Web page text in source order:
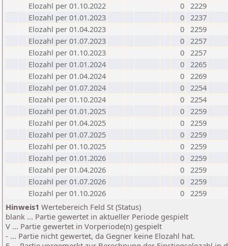
Elozahl per 01.10.2022
0 2229
Elozahl per 01.01.2023
0 2237
Elozahl per 01.04.2023
0 2259
Elozahl per 01.07.2023
0 2257
Elozahl per 01.10.2023
0 2257
Elozahl per 01.01.2024
0 2265
Elozahl per 01.04.2024
0 2269
Elozahl per 01.07.2024
0 2254
Elozahl per 01.10.2024
0 2254
Elozahl per 01.01.2025
0 2259
Elozahl per 01.04.2025
0 2259
Elozahl per 01.07.2025
0 2259
Elozahl per 01.10.2025
0 2259
Elozahl per 01.01.2026
0 2259
Elozahl per 01.04.2026
0 2259
Elozahl per 01.07.2026
0 2259
Elozahl per 01.10.2026
0 2259
Hinweis1 Wertebereich Feld St (Status)
blank ... Partie gewertet in aktueller Periode gespielt
V ... Partie gewertet in Vorperiode(n) gespielt
- ... Partie nicht gewertet, da Gegner keine Elozahl hat.